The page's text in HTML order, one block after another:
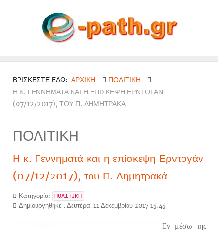
ΒΡΊΣΚΕΣΤΕ ΕΔΏ: ΑΡΧΙΚΉ
ΠΟΛΙΤΙΚΗ
Η Κ. ΓΕΝΝΗΜΑΤΆ ΚΑΙ Η ΕΠΊΣΚΕΨΗ ΕΡΝΤΟΓΆΝ
(07/12/2017), ΤΟΥ Π. ΔΗΜΗΤΡΑΚΆ
ΠΟΛΙΤΙΚΗ
Η κ. Γεννηματά και η επίσκεψη Ερντογάν
(07/12/2017), του Π. Δημητρακά
Κατηγορία: ΠΟΛΙΤΙΚΗ
Δημιουργήθηκε : Δευτέρα, 11 Δεκεμβρίου 2017 15:45
Εν μέσω της